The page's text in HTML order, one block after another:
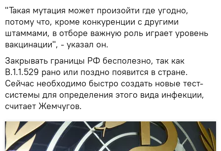
"Такая мутация может произойти где угодно,
потому что, кроме конкуренции с другими
штаммами, в отборе важную роль играет уровень
вакцинации", - указал он.
Закрывать границы РФ бесполезно, так как
B.1.1.529 рано или поздно появится в стране.
Сейчас необходимо быстро создать новые тест-
системы для определения этого вида инфекции,
считает Жемчугов.